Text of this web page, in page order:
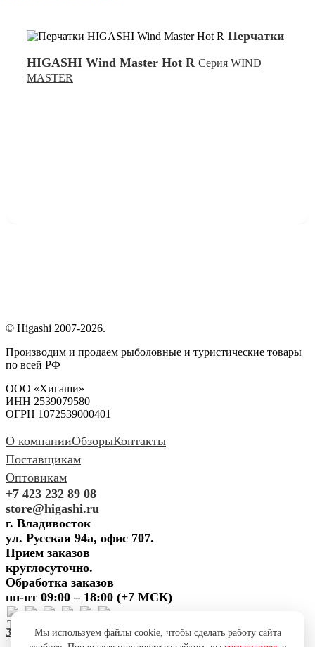
Перчатки
HIGASHI Wind Master Hot R Серия WIND
MASTER
© Higashi 2007-2026.
Производим и продаем рыболовные и туристические товары
по всей РФ
ООО «Хигаши»
ИНН 2539079580
ОГРН 1072539000401
О компанииОбзорыКонтакты
Поставщикам
Оптовикам
+7 423 232 89 08
store@higashi.ru
г. Владивосток
ул. Русская 94а, офис 707.
Прием заказов
круглосуточно.
Обработка заказов
пн-пт 09:00 – 18:00 (+7 МСК)
Задать вопросПредложить
Мы используем файлы cookie, чтобы сделать работу сайта